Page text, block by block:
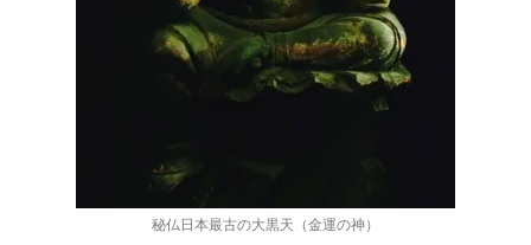
秘仏日本最古の大黒天（金運の神）